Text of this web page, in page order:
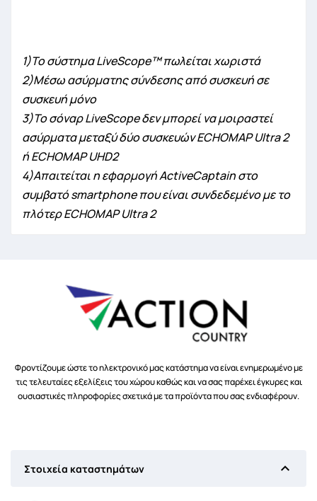
1)Το σύστημα LiveScope™ πωλείται χωριστά
2)Μέσω ασύρματης σύνδεσης από συσκευή σε
συσκευή μόνο
3)Το σόναρ LiveScope δεν μπορεί να μοιραστεί
ασύρματα μεταξύ δύο συσκευών ECHOMAP Ultra 2
ή ECHOMAP UHD2
4)Απαιτείται η εφαρμογή ActiveCaptain στο
συμβατό smartphone που είναι συνδεδεμένο με το
πλότερ ECHOMAP Ultra 2
Φροντίζουμε ώστε το ηλεκτρονικό μας κατάστημα να είναι ενημερωμένο με
τις τελευταίες εξελίξεις του χώρου καθώς και να σας παρέχει έγκυρες και
ουσιαστικές πληροφορίες σχετικά με τα προϊόντα που σας ενδιαφέρουν.
Στοιχεία καταστημάτων 